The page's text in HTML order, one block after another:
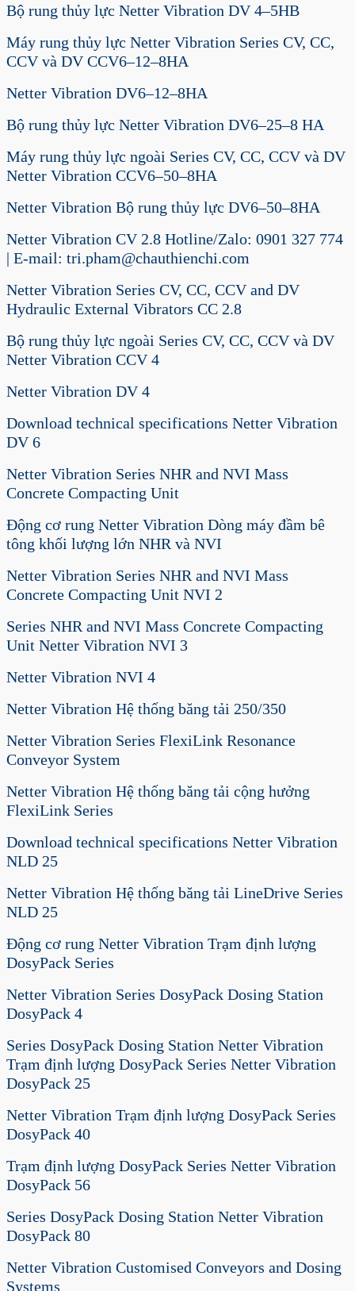
Bộ rung thủy lực Netter Vibration DV 4–5HB
Máy rung thủy lực Netter Vibration Series CV, CC,
CCV và DV CCV6–12–8HA
Netter Vibration DV6–12–8HA
Bộ rung thủy lực Netter Vibration DV6–25–8 HA
Máy rung thủy lực ngoài Series CV, CC, CCV và DV
Netter Vibration CCV6–50–8HA
Netter Vibration Bộ rung thủy lực DV6–50–8HA
Netter Vibration CV 2.8 Hotline/Zalo: 0901 327 774
| E-mail: tri.pham@chauthienchi.com
Netter Vibration Series CV, CC, CCV and DV
Hydraulic External Vibrators CC 2.8
Bộ rung thủy lực ngoài Series CV, CC, CCV và DV
Netter Vibration CCV 4
Netter Vibration DV 4
Download technical specifications Netter Vibration
DV 6
Netter Vibration Series NHR and NVI Mass
Concrete Compacting Unit
Động cơ rung Netter Vibration Dòng máy đầm bê
tông khối lượng lớn NHR và NVI
Netter Vibration Series NHR and NVI Mass
Concrete Compacting Unit NVI 2
Series NHR and NVI Mass Concrete Compacting
Unit Netter Vibration NVI 3
Netter Vibration NVI 4
Netter Vibration Hệ thống băng tải 250/350
Netter Vibration Series FlexiLink Resonance
Conveyor System
Netter Vibration Hệ thống băng tải cộng hưởng
FlexiLink Series
Download technical specifications Netter Vibration
NLD 25
Netter Vibration Hệ thống băng tải LineDrive Series
NLD 25
Động cơ rung Netter Vibration Trạm định lượng
DosyPack Series
Netter Vibration Series DosyPack Dosing Station
DosyPack 4
Series DosyPack Dosing Station Netter Vibration
Trạm định lượng DosyPack Series Netter Vibration
DosyPack 25
Netter Vibration Trạm định lượng DosyPack Series
DosyPack 40
Trạm định lượng DosyPack Series Netter Vibration
DosyPack 56
Series DosyPack Dosing Station Netter Vibration
DosyPack 80
Netter Vibration Customised Conveyors and Dosing
Systems